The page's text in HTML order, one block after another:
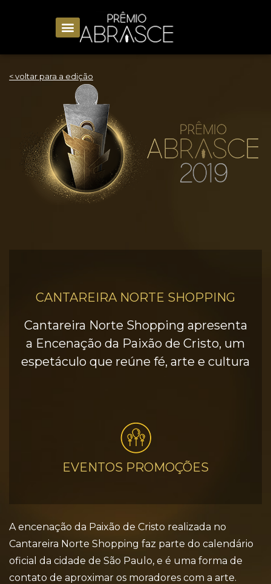
< voltar para a edição
CANTAREIRA NORTE SHOPPING
Cantareira Norte Shopping apresenta
a Encenação da Paixão de Cristo, um
espetáculo que reúne fé, arte e cultura
EVENTOS PROMOÇÕES
A encenação da Paixão de Cristo realizada no
Cantareira Norte Shopping faz parte do calendário
oficial da cidade de São Paulo, e é uma forma de
contato de aproximar os moradores com a arte.